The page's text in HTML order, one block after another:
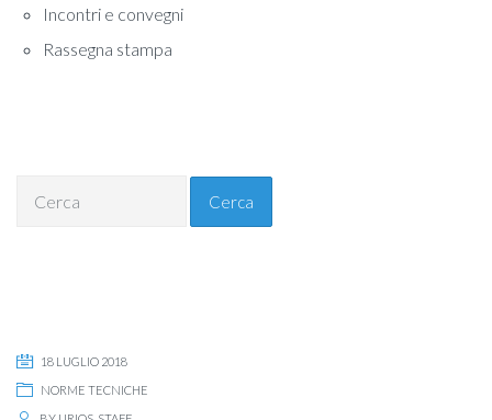
Incontri e convegni
Rassegna stampa
Cerca
18 LUGLIO 2018
NORME TECNICHE